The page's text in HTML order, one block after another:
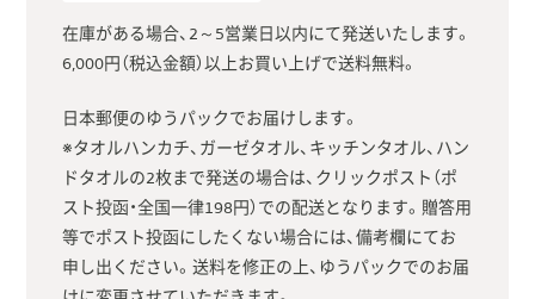
在庫がある場合、2～5営業日以内にて発送いたします。
6,000円（税込金額）以上お買い上げで送料無料。
日本郵便のゆうパックでお届けします。
※タオルハンカチ、ガーゼタオル、キッチンタオル、ハン
ドタオルの2枚まで発送の場合は、クリックポスト（ポ
スト投函・全国一律198円）での配送となります。贈答用
等でポスト投函にしたくない場合には、備考欄にてお
申し出ください。送料を修正の上、ゆうパックでのお届